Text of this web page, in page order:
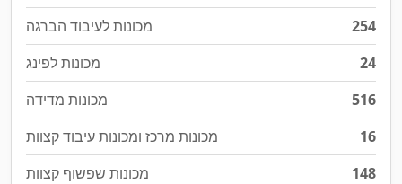
מכונות לעיבוד הברגה
254
מכונות לפינג
24
מכונות מדידה
516
מכונות מרכז ומכונות עיבוד קצוות
16
מכונות שפשוף קצוות
148